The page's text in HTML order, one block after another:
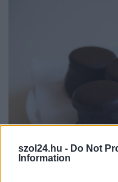
szol24.hu - Do Not
Information